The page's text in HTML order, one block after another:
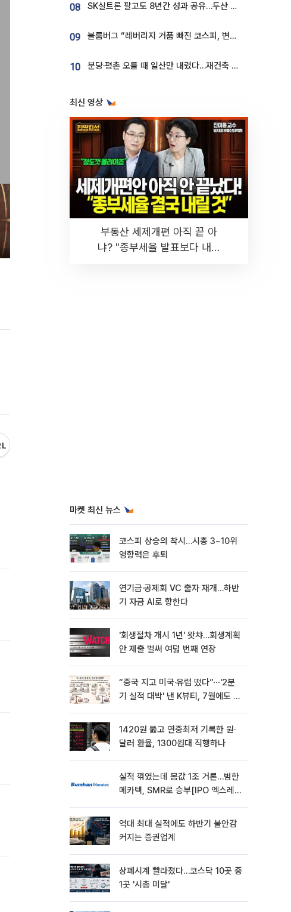
08 SK실트론 팔고도 8년간 성과 공유…두산 인수대금 2.3조가 끝 아냐
09 블룸버그 “레버리지 거품 빠진 코스피, 변동성 최악 국면 지났을 가능성”
10 분당·평촌 오를 때 일산만 내렸다…재건축 기대감도 ‘무색’
최신 영상
부동산 세제개편 아직 끝 아
냐? "종부세율 발표보다 내릴
마켓 최신 뉴스
코스피 상승의 착시…시총 3~10위
영향력은 후퇴
연기금·공제회 VC 출자 재개…하반
기 자금 AI로 향한다
'회생절차 개시 1년' 왓챠…회생계획
안 제출 벌써 여덟 번째 연장
“중국 지고 미국·유럽 떴다”⋯'2분
기 실적 대박' 낸 K뷰티, 7월에도 질
1420원 뚫고 연중최저 기록한 원·
달러 환율, 1300원대 직행하나
실적 꺾였는데 몸값 1조 거론…범한
메카텍, SMR로 승부[IPO 엑스레
역대 최대 실적에도 하반기 불안감
커지는 증권업계
상폐시계 빨라졌다…코스닥 10곳 중
1곳 '시총 미달'